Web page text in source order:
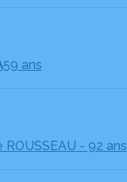
59 ans
ROUSSEAU - 92 ans